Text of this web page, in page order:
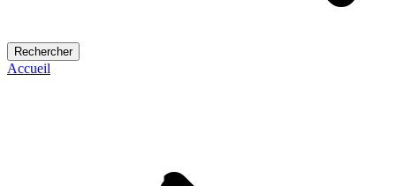
Rechercher
Accueil